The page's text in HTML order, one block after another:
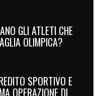
GLI ATLETI CHE
OLIMPICA?
SPORTIVO E
OPERAZIONE DI